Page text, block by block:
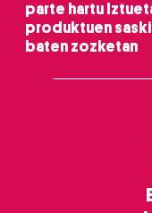
parte hartu
produktuen saski
baten zozketan